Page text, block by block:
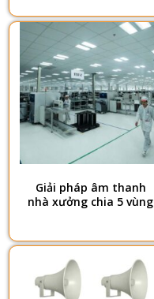
Giải pháp âm thanh
nhà xưởng chia 5 vùng